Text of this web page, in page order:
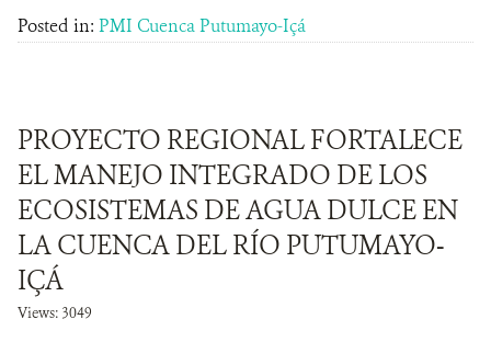
Posted in: PMI Cuenca Putumayo-Içá
PROYECTO REGIONAL FORTALECE
EL MANEJO INTEGRADO DE LOS
ECOSISTEMAS DE AGUA DULCE EN
LA CUENCA DEL RÍO PUTUMAYO-
IÇÁ
Views: 3049